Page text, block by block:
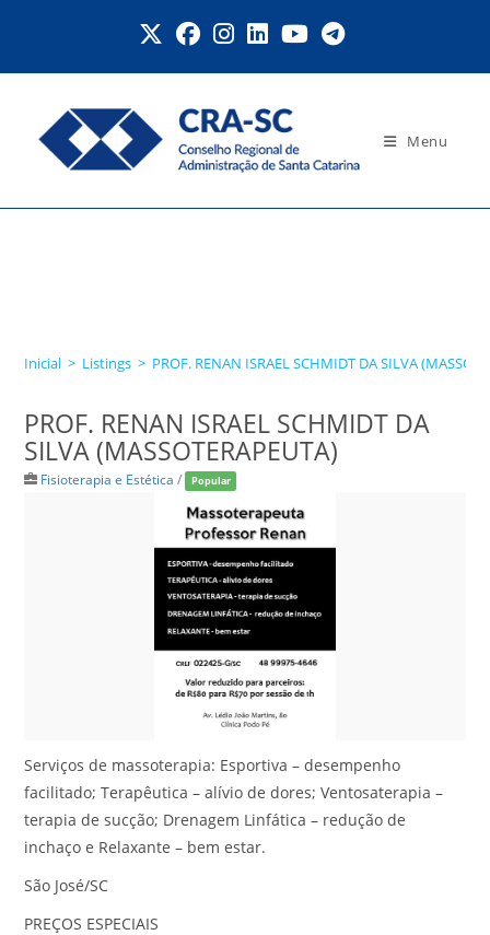
Menu
Inicial > Listings > PROF. RENAN ISRAEL SCHMIDT DA SILVA
PROF. RENAN ISRAEL SCHMIDT DA
SILVA (MASSOTERAPEUTA)
Fisioterapia e Estética / Popular
Serviços de massoterapia: Esportiva – desempenho
facilitado; Terapêutica – alívio de dores; Ventosaterapia –
terapia de sucção; Drenagem Linfática – redução de
inchaço e Relaxante – bem estar.
São José/SC
PREÇOS ESPECIAIS